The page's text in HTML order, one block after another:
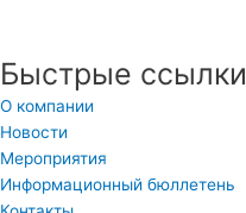
Быстрые ссылки
О компании
Новости
Мероприятия
Информационный бюллетень